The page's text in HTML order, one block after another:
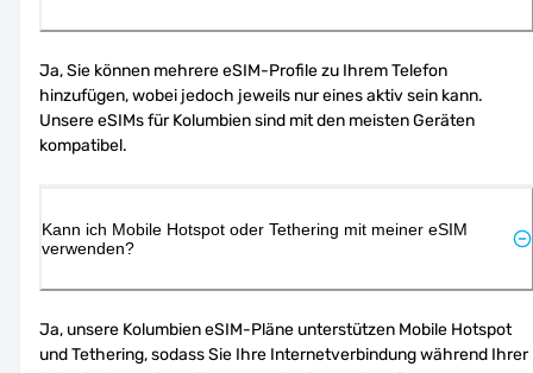
Ja, Sie können mehrere eSIM-Profile zu Ihrem Telefon
hinzufügen, wobei jedoch jeweils nur eines aktiv sein kann.
Unsere eSIMs für Kolumbien sind mit den meisten Geräten
kompatibel.
Kann ich Mobile Hotspot oder Tethering mit meiner eSIM
verwenden?
Ja, unsere Kolumbien eSIM-Pläne unterstützen Mobile Hotspot
und Tethering, sodass Sie Ihre Internetverbindung während Ihrer